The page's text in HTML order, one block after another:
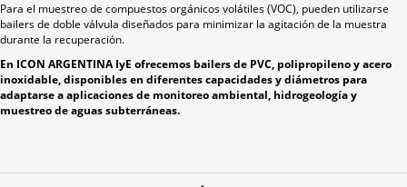
Para el muestreo de compuestos orgánicos volátiles (VOC), pueden utilizarse
bailers de doble válvula diseñados para minimizar la agitación de la muestra
durante la recuperación.
En ICON ARGENTINA IyE ofrecemos bailers de PVC, polipropileno y acero
inoxidable, disponibles en diferentes capacidades y diámetros para
adaptarse a aplicaciones de monitoreo ambiental, hidrogeología y
muestreo de aguas subterráneas.